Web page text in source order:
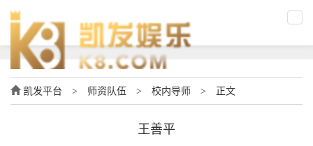
凯发平台 > 师资队伍 > 校内导师 > 正文
王善平